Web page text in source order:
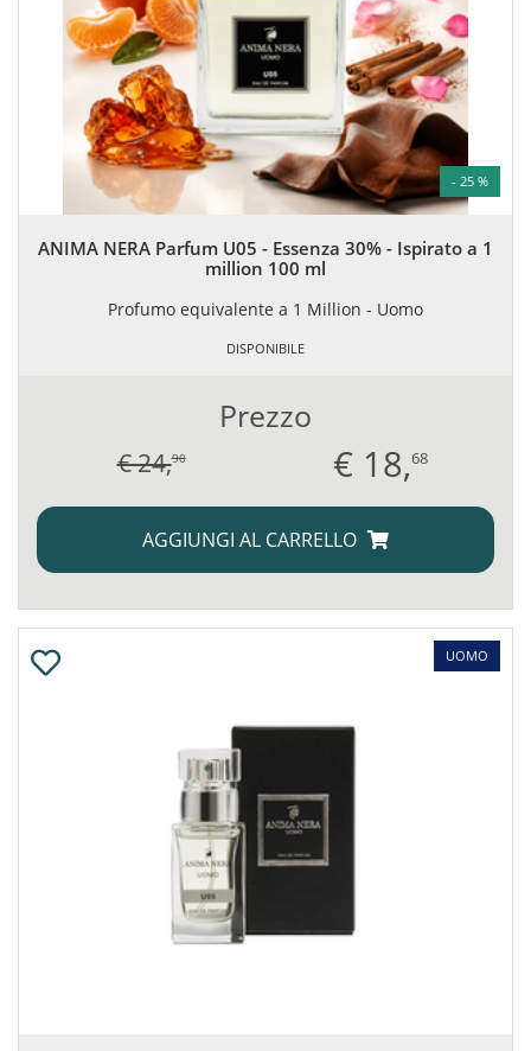
- 25 %
ANIMA NERA Parfum U05 - Essenza 30% - Ispirato a 1
million 100 ml
Profumo equivalente a 1 Million - Uomo
DISPONIBILE
Prezzo
€ 24,90 € 18,68
AGGIUNGI AL CARRELLO
UOMO